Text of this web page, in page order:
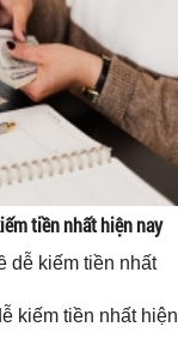
tiền nhất hiện nay
dễ kiếm tiền nhất
kiếm tiền nhất hiện